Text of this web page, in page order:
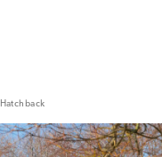
Hatchback